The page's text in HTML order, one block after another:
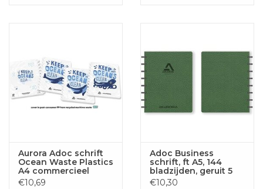
Aurora Adoc schrift
Ocean Waste Plastics
A4 commercieel
geruit
€10,69
Adoc Business
schrift, ft A5, 144
bladzijden, geruit 5
mm, groen
€10,30